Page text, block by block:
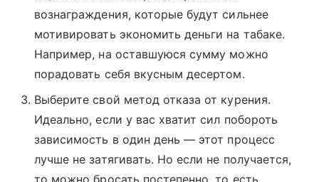
вознаграждения, которые будут сильнее
мотивировать экономить деньги на табаке.
Например, на оставшуюся сумму можно
порадовать себя вкусным десертом.
Выберите свой метод отказа от курения.
Идеально, если у вас хватит сил побороть
зависимость в один день — этот процесс
лучше не затягивать. Но если не получается,